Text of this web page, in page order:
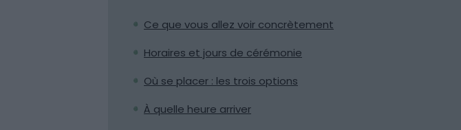
Ce que vous allez voir concrètement
Horaires et jours de cérémonie
Où se placer : les trois options
À quelle heure arriver